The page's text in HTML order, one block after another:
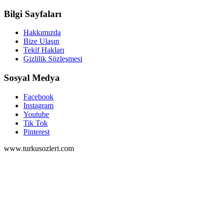
Bilgi Sayfaları
Hakkımızda
Bize Ulaşın
Tekif Hakları
Gizlilik Sözleşmesi
Sosyal Medya
Facebook
Instagram
Youtube
Tik Tok
Pinterest
www.turkusozleri.com